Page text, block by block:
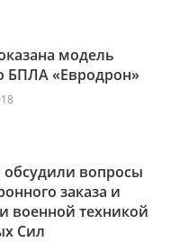
модель
БПЛА «Евродрон»
вопросы
заказа и
военной техникой
Сил